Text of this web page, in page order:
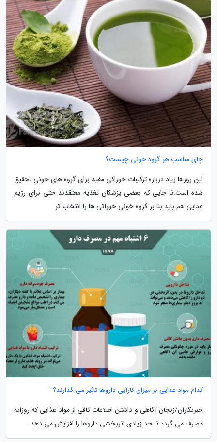
چای مناسب هر گروه خونی چیست؟
این روزها زیاد درباره ترکیبات خوراکی مفید برای گروه های خونی تحقیق
شده است.تا جایی که بعضی پزشکان تغذیه معتقدند حتی برای رژیم
غذایی هم باید بنا بر گروه خونی خوراکی ها را انتخاب کر
کدام مواد غذایی بر میزان کارآیی داروها تاثیر می گذارند؟
خبرنگاران/زنجان آگاهی و داشتن اطلاعات کافی از مواد غذایی که روزانه
مصرف می گردد تا حد زیادی اثربخشی داروها را افزایش می دهد.